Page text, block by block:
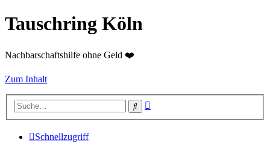
Tauschring Köln
Nachbarschaftshilfe ohne Geld ❤️
Zum Inhalt
Suche
Schnellzugriff